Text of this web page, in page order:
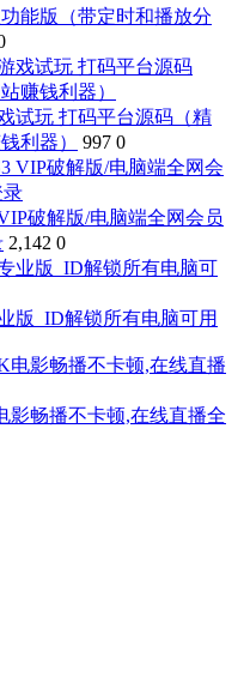
能版（带定时和播放分
试玩 打码平台源码（精
利器）
997 0
破解版/电脑端全网会员
2,142 0
版_ID解锁所有电脑可用
影畅播不卡顿,在线直播全